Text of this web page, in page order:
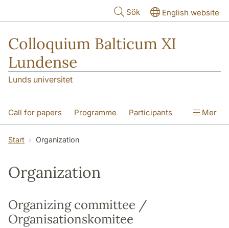
Sök English website
Colloquium Balticum XI
Lundense
Lunds universitet
Call for papers Programme Participants
Photos Sponsors
Mer
Start Organization
Organization
Organizing committee /
Organisationskomitee